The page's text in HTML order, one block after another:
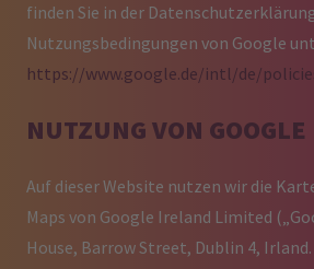
finden Sie in der
Nutzungsbedingungen von Google
https://www.google.de/intl/de/
NUTZUNG VON GOOGLE
Auf dieser Website nutzen wir die
Maps von Google Ireland Limited
House, Barrow Street, Dublin 4,